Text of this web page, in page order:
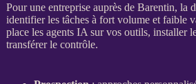
Pour une entreprise auprès de Barentin, la
identifier les tâches à fort volume et faible
place les agents IA sur vos outils, installer
transférer le contrôle.